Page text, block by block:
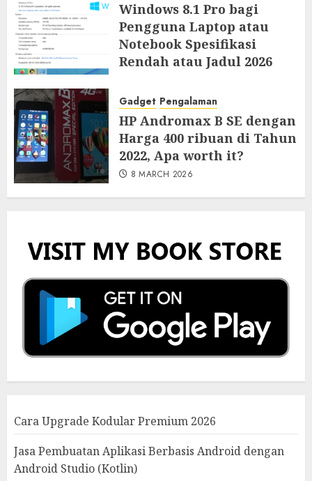
Windows 8.1 Pro bagi
Pengguna Laptop atau
Notebook Spesifikasi
Rendah atau Jadul 2026
Gadget Pengalaman
HP Andromax B SE dengan
Harga 400 ribuan di Tahun
2022, Apa worth it?
8 MARCH 2026
Cara Upgrade Kodular Premium 2026
Jasa Pembuatan Aplikasi Berbasis Android dengan
Android Studio (Kotlin)